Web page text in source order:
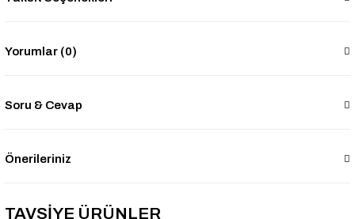
Yorumlar (0)
Soru & Cevap
Önerileriniz
TAVSİYE ÜRÜNLER